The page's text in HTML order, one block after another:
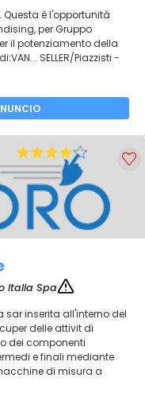
Questa è l'opportunità
per Gruppo
il potenziamento della
SELLER/Piazzisti -
Italia Spa
sar inserita all'interno del
delle attivit di
dei componenti
e finali mediante
di misura a